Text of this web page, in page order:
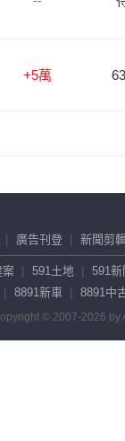
廣告刊登 新聞剪
案 591土地
591新
8891新車 8891中
© 2007-2026 by